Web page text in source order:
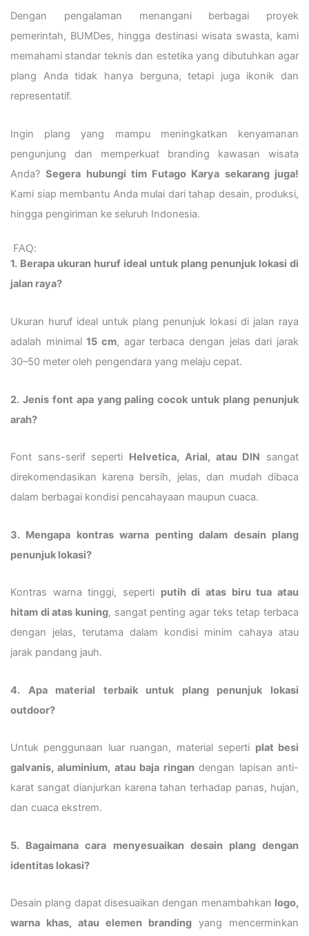
Dengan pengalaman menangani berbagai proyek
pemerintah, BUMDes, hingga destinasi wisata swasta, kami
memahami standar teknis dan estetika yang dibutuhkan agar
plang Anda tidak hanya berguna, tetapi juga ikonik dan
representatif.
Ingin plang yang mampu meningkatkan kenyamanan
pengunjung dan memperkuat branding kawasan wisata
Anda?Segera hubungi tim Futago Karya sekarang juga!
Kami siap membantu Anda mulai dari tahap desain, produksi,
hingga pengiriman ke seluruh Indonesia.
FAQ:
1. Berapa ukuran huruf ideal untuk plang penunjuk lokasi di
jalan raya?
Ukuran huruf ideal untuk plang penunjuk lokasi di jalan raya
adalah minimal15 cm, agar terbaca dengan jelas dari jarak
30–50 meter oleh pengendara yang melaju cepat.
2. Jenis font apa yang paling cocok untuk plang penunjuk
arah?
Font sans-serif seperti Helvetica, Arial, atau DIN sangat
direkomendasikan karena bersih, jelas, dan mudah dibaca
dalam berbagai kondisi pencahayaan maupun cuaca.
3. Mengapa kontras warna penting dalam desain plang
penunjuk lokasi?
Kontras warna tinggi, seperti putih di atas biru tua atau
hitam di atas kuning, sangat penting agar teks tetap terbaca
dengan jelas, terutama dalam kondisi minim cahaya atau
jarak pandang jauh.
4. Apa material terbaik untuk plang penunjuk lokasi
outdoor?
Untuk penggunaan luar ruangan, material seperti plat besi
galvanis, aluminium, atau baja ringandengan lapisan anti-
karat sangat dianjurkan karena tahan terhadap panas, hujan,
dan cuaca ekstrem.
5. Bagaimana cara menyesuaikan desain plang dengan
identitas lokasi?
Desain plang dapat disesuaikan dengan menambahkan logo,
warna khas, atau elemen branding yang mencerminkan